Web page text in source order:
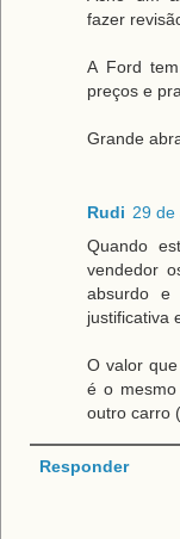
fazer
A Ford
preços e
Grande
Rudi 29 de
Quando
vendedor
absurdo e
justificativa
O valor
é o
outro carro
Responder